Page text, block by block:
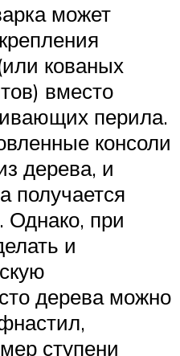
может
кованых
вместо
перила.
консоли
дерева, и
получается
Однако, при
и
дерева можно
ступени